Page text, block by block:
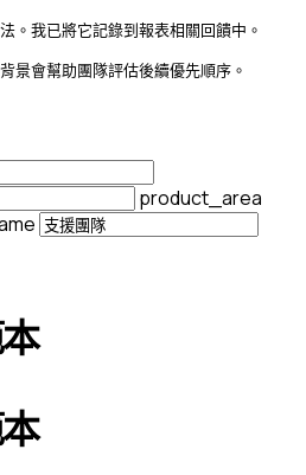
。我已將它記錄到報表相關回饋中。
景會幫助團隊評估後續優先順序。
product_area